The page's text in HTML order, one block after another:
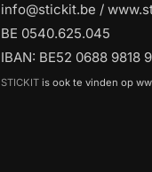
info@stickit.be /
BE 0540.625.045
IBAN: BE52 0688 9818
STICKITis ook te vinden op